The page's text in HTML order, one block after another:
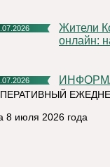
Жители Коми могут подать заявления на зачисление в ВУЗы
онлайн:
8 июля 2026 года